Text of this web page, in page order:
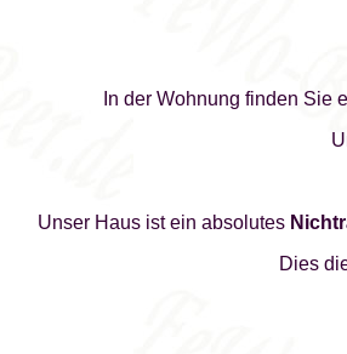
In der Wohnung finden Sie
Unser Haus ist ein absolutes
Dies